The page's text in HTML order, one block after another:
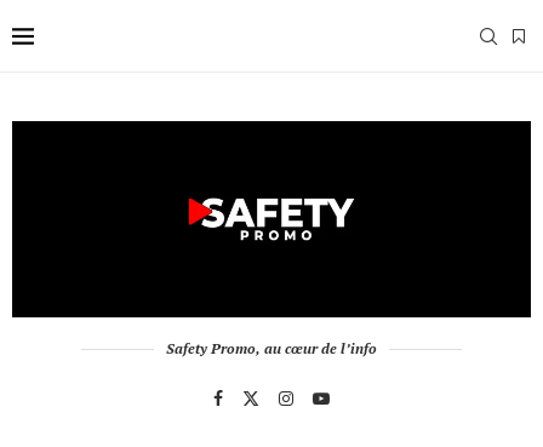
Safety Promo, au cœur de l’info